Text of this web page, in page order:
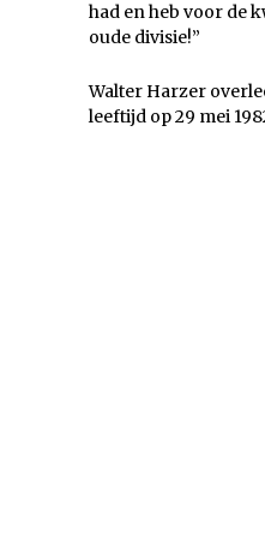
had en heb voor de
oude divisie!”
Walter Harzer
leeftijd op 29 mei